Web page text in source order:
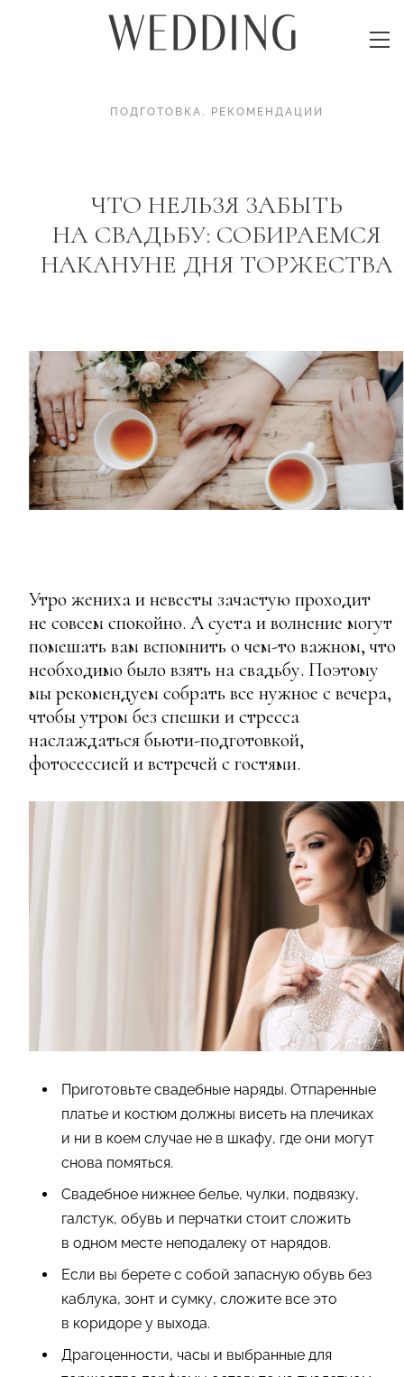
ПОДГОТОВКА. РЕКОМЕНДАЦИИ
ЧТО НЕЛЬЗЯ ЗАБЫТЬ
НА СВАДЬБУ: СОБИРАЕМСЯ
НАКАНУНЕ ДНЯ ТОРЖЕСТВА
Утро жениха и невесты зачастую проходит
не совсем спокойно. А суета и волнение могут
помешать вам вспомнить о чем-то важном, что
необходимо было взять на свадьбу. Поэтому
мы рекомендуем собрать все нужное с вечера,
чтобы утром без спешки и стресса
наслаждаться бьюти-подготовкой,
фотосессией и встречей с гостями.
Приготовьте свадебные наряды. Отпаренные
платье и костюм должны висеть на плечиках
и ни в коем случае не в шкафу, где они могут
снова помяться.
Свадебное нижнее белье, чулки, подвязку,
галстук, обувь и перчатки стоит сложить
в одном месте неподалеку от нарядов.
Если вы берете с собой запасную обувь без
каблука, зонт и сумку, сложите все это
в коридоре у выхода.
Драгоценности, часы и выбранные для